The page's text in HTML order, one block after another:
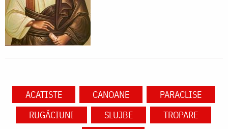
ACATISTE CANOANE
PARACLISE
RUGĂCIUNI
SLUJBE
TROPARE